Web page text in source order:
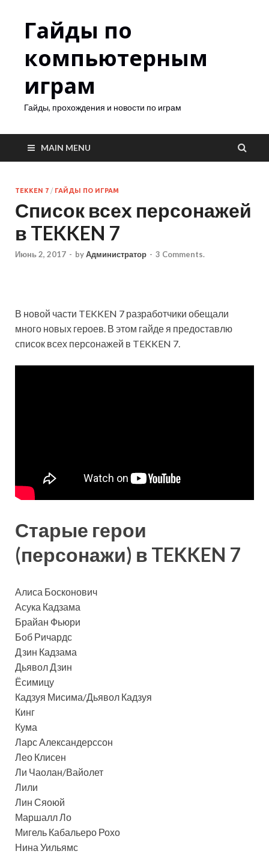
Гайды по
компьютерным
играм
Гайды, прохождения и новости по играм
MAIN MENU
TEKKEN 7 / ГАЙДЫ ПО ИГРАМ
Список всех персонажей
в TEKKEN 7
Июнь 2, 2017 - byАдминистратор - 3 Comments.
В новой части TEKKEN 7 разработчики обещали
много новых героев. В этом гайде я предоставлю
список всех персонажей в TEKKEN 7.
Старые герои
(персонажи) в TEKKEN 7
Алиса Босконович
Асука Кадзама
Брайан Фьюри
Боб Ричардс
Дзин Кадзама
Дьявол Дзин
Ёсимицу
Кадзуя Мисима/Дьявол Кадзуя
Кинг
Кума
Ларс Александерссон
Лео Клисен
Ли Чаолан/Вайолет
Лили
Лин Сяоюй
Маршалл Ло
Мигель Кабальеро Рохо
Нина Уильямс